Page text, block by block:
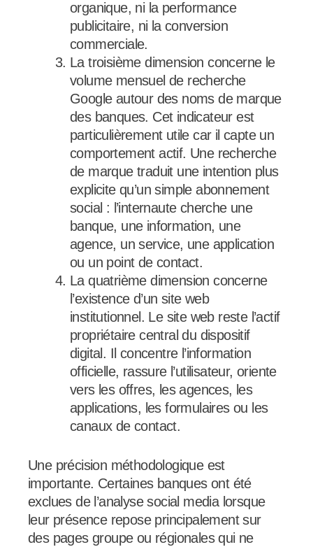
organique, ni la performance
publicitaire, ni la conversion
commerciale.
La troisième dimension concerne le
volume mensuel de recherche
Google autour des noms de marque
des banques. Cet indicateur est
particulièrement utile car il capte un
comportement actif. Une recherche
de marque traduit une intention plus
explicite qu’un simple abonnement
social : l’internaute cherche une
banque, une information, une
agence, un service, une application
ou un point de contact.
La quatrième dimension concerne
l’existence d’un site web
institutionnel. Le site web reste l’actif
propriétaire central du dispositif
digital. Il concentre l’information
officielle, rassure l’utilisateur, oriente
vers les offres, les agences, les
applications, les formulaires ou les
canaux de contact.
Une précision méthodologique est
importante. Certaines banques ont été
exclues de l’analyse social media lorsque
leur présence repose principalement sur
des pages groupe ou régionales qui ne